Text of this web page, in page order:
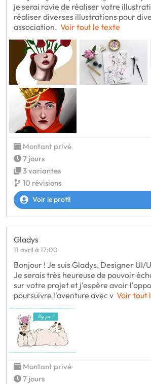
je serai ravie de réaliser votre
réaliser diverses illustrations pour
association. Voir tout le texte
Montant privé
7 jours
3 variantes
10 révisions
Voir le profil
Gladys
11 avril à 17:00
Bonjour ! Je suis Gladys, Designer UI/
Je serais très heureuse de pouvoir
sur votre projet et j'espère avoir
poursuivre l'aventure avec v Voir tout
Montant privé
7 jours